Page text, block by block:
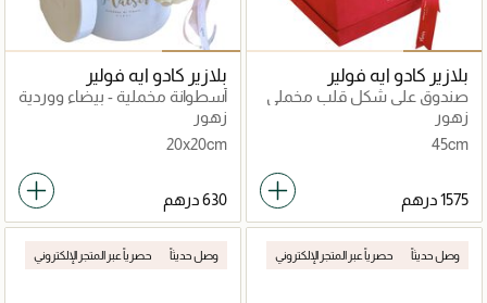
بلازير كادو ايه فولير
صندوق على شكل قلب مخملي
- ورود حمراء
زهور
45cm
بلازير كادو ايه فولير
أسطوانة مخملية - بيضاء ووردية
جميلة
زهور
20x20cm
وصل حديثاً حصرياً عبر المتجر الإلكتروني وصل حديثاً حصرياً عبر المتجر الإلكتروني